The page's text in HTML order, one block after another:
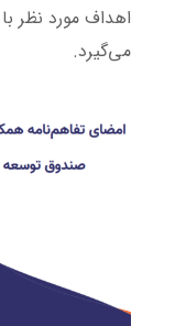
اهداف مورد نظر
می­‌گیرد.